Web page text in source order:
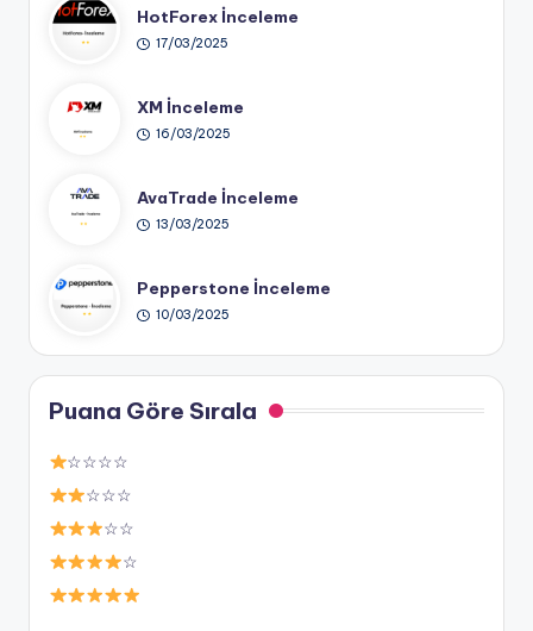
HotForex İnceleme
17/03/2025
XM İnceleme
16/03/2025
AvaTrade İnceleme
13/03/2025
Pepperstone İnceleme
10/03/2025
Puana Göre Sırala
☆☆☆☆
☆☆☆
☆☆
☆